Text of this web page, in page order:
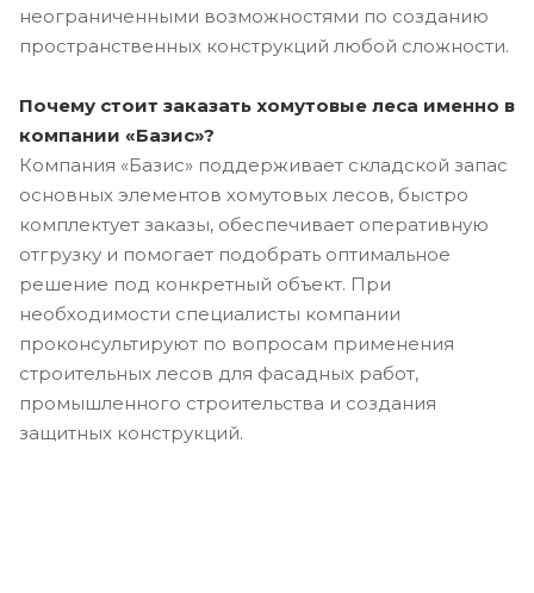
неограниченными возможностями по созданию
пространственных конструкций любой сложности.
Почему стоит заказать хомутовые леса именно в
компании «Базис»?
Компания «Базис» поддерживает складской запас
основных элементов хомутовых лесов, быстро
комплектует заказы, обеспечивает оперативную
отгрузку и помогает подобрать оптимальное
решение под конкретный объект. При
необходимости специалисты компании
проконсультируют по вопросам применения
строительных лесов для фасадных работ,
промышленного строительства и создания
защитных конструкций.